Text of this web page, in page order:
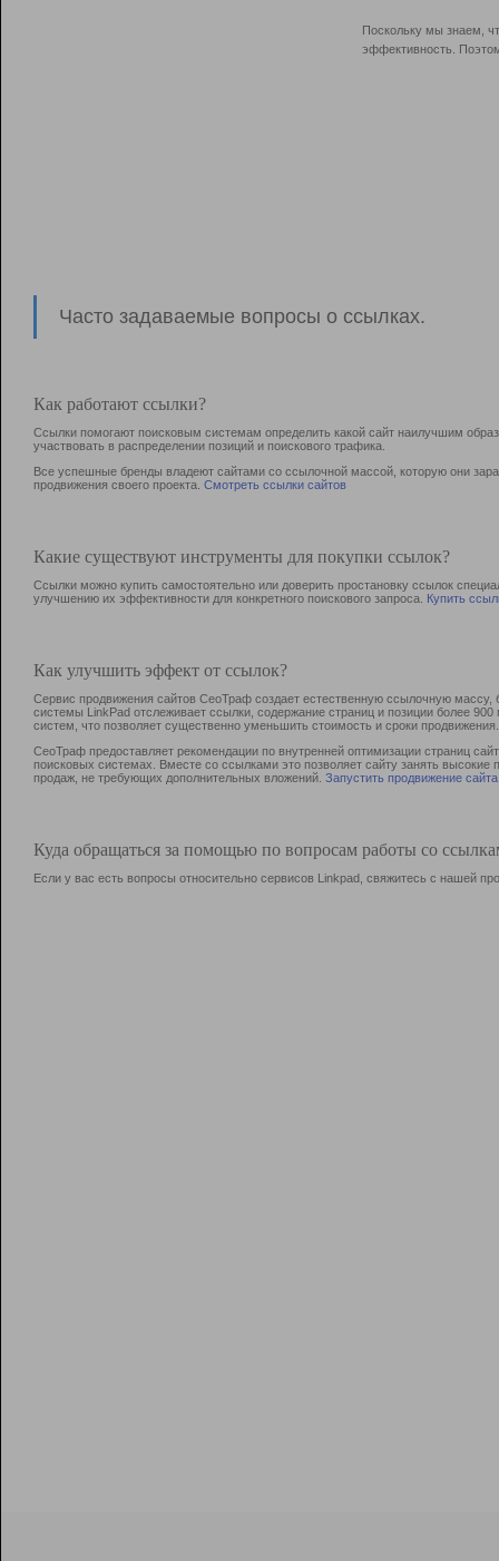
Поскольку мы знаем,
эффективность.
Часто задаваемые вопросы о ссылках.
Как работают ссылки?
Ссылки помогают поисковым системам определить какой сайт наилучшим
участвовать в раcпределении позиций и поискового трафика.
Все успешные бренды владеют сайтами со ссылочной массой, которую они
продвижения своего проекта. Смотреть ссылки сайтов
Какие существуют инструменты для покупки ссылок?
Ссылки можно купить самостоятельно или доверить простановку ссылок
улучшению их эффективности для конкретного поискового запроса. Купить
Как улучшить эффект от ссылок?
Сервис продвижения сайтов СеоТраф создает естественную ссылочную
системы LinkPad отслеживает ссылки, содержание страниц и позиции более
систем, что позволяет существенно уменьшить стоимость и сроки продвижения.
СеоТраф предоставляет рекомендации по внутренней оптимизации страниц
поисковых системах. Вместе со ссылками это позволяет сайту занять
продаж, не требующих дополнительных вложений. Запустить продвижение сайта
Куда обращаться за помощью по вопросам работы со
Если у вас есть вопросы относительно сервисов Linkpad, свяжитесь с нашей